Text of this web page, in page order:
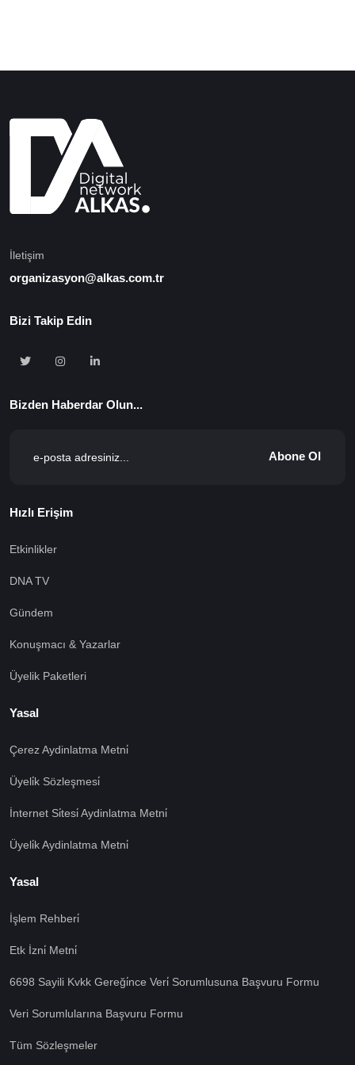
İletişim
organizasyon@alkas.com.tr
Bizi Takip Edin
Bizden Haberdar Olun...
Abone Ol
Hızlı Erişim
Etkinlikler
DNA TV
Gündem
Konuşmacı & Yazarlar
Üyelik Paketleri
Yasal
Çerez Aydinlatma Metni̇
Üyeli̇k Sözleşmesi̇
İnternet Si̇tesi̇ Aydinlatma Metni̇
Üyeli̇k Aydinlatma Metni̇
Yasal
İşlem Rehberi̇
Etk İzni̇ Metni̇
6698 Sayili Kvkk Gereği̇nce Veri̇ Sorumlusuna Başvuru Formu
Veri Sorumlularına Başvuru Formu
Tüm Sözleşmeler
şekilde çerezler kullanmaktayız. Çerezleri nasıl
inceleyebilirsiniz Bu siteye giriş yaparak çerez